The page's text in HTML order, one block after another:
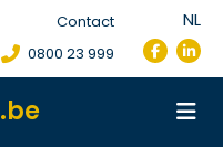
Contact
0800 23 999
NL
.be